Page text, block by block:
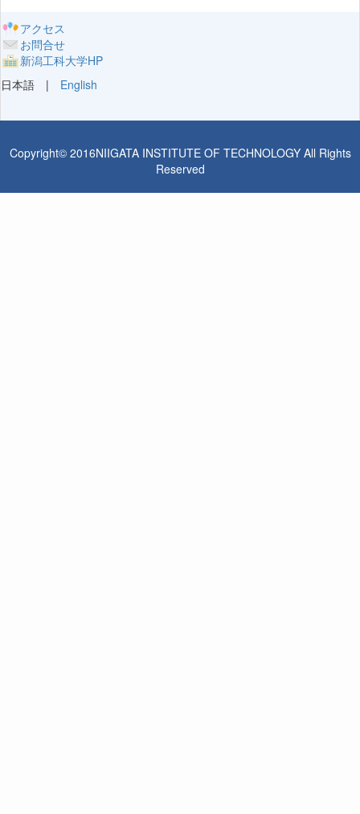
アクセス
お問合せ
新潟工科大学HP
日本語 | English
Copyright© 2016NIIGATA INSTITUTE OF TECHNOLOGY All Rights
Reserved